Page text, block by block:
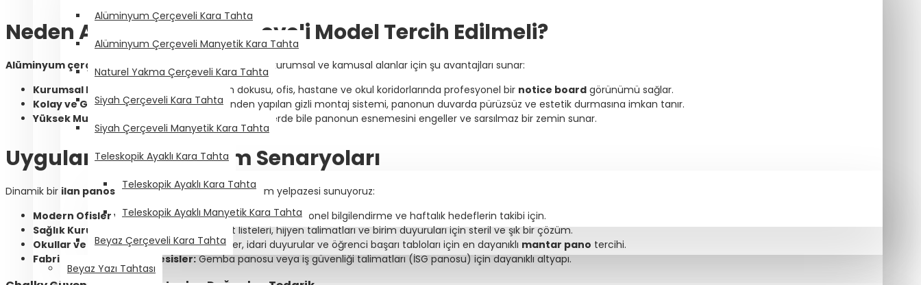
Alüminyum Çerçeveli Kara Tahta
Alüminyum Çerçeveli Manyetik Kara Tahta
Naturel Yakma Çerçeveli Kara Tahta
Siyah Çerçeveli Kara Tahta
Siyah Çerçeveli Manyetik Kara Tahta
Teleskopik Ayaklı Kara Tahta
Teleskopik Ayaklı Kara Tahta
Teleskopik Ayaklı Manyetik Kara Tahta
Beyaz Çerçeveli Kara Tahta
Beyaz Yazı Tahtası
Neden Alüminyum Çerçeveli Model Tercih Edilmeli?
Alüminyum çerçeveli duvara monte mantar pano
, kurumsal ve kamusal alanlar için şu avantajları sunar:
Kurumsal Estetik:
Gümüş gri alüminyum dokusu, ofis, hastane ve okul koridorlarında profesyonel bir notice board görünümü sağlar.
Kolay ve Gizli Montaj:Köşe aparatları içinden yapılan gizli montaj sistemi, panonun duvarda pürüzsüz ve estetik durmasına imkan tanır.
Yüksek Mukavemet:
Çerçeve yapısı, büyük ölçülerde bile panonun esnemesini engeller ve sarsılmaz bir zemin sunar.
Uygulama ve Kullanım Senaryoları
Dinamik bir ilan panosu arayanlar için geniş bir kullanım yelpazesi sunuyoruz:
Modern Ofisler ve Plazalar:Agile çalışma süreçleri, personel bilgilendirme ve haftalık hedeflerin takibi için.
Sağlık Kuruluşları ve Hastaneler:
Nöbet listeleri, hijyen talimatları ve birim duyuruları için steril ve şık bir çözüm.
Okullar ve Üniversiteler:Sınıf içi etkinlikler, idari duyurular ve öğrenci başarı tabloları için en dayanıklı mantar pano tercihi.
Fabrika ve Endüstriyel Tesisler:Gemba panosu veya iş güvenliği talimatları (İSG panosu) için dayanıklı altyapı.